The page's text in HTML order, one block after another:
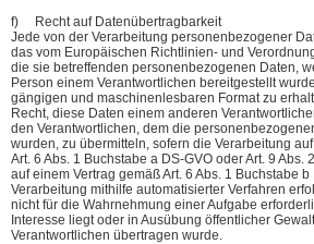
f) Recht auf Datenübertragbarkeit
Jede von der Verarbeitung personenbezogener
das vom Europäischen Richtlinien- und
die sie betreffenden personenbezogenen Daten,
Person einem Verantwortlichen bereitgestellt
gängigen und maschinenlesbaren Format zu
Recht, diese Daten einem anderen
den Verantwortlichen, dem die
wurden, zu übermitteln, sofern die Verarbeitung
Art. 6 Abs. 1 Buchstabe a DS-GVO oder Art. 9 Abs.
auf einem Vertrag gemäß Art. 6 Abs. 1 Buchstabe
Verarbeitung mithilfe automatisierter Verfahren
nicht für die Wahrnehmung einer Aufgabe
Interesse liegt oder in Ausübung öffentlicher
Verantwortlichen übertragen wurde.